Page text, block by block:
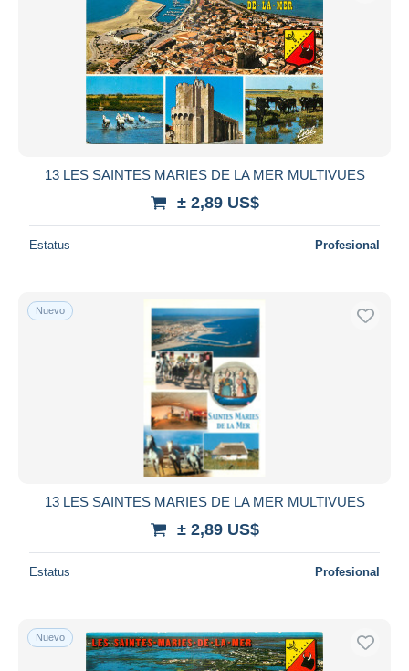
13 LES SAINTES MARIES DE LA MER MULTIVUES
± 2,89 US$
Estatus Profesional
Nuevo
13 LES SAINTES MARIES DE LA MER MULTIVUES
± 2,89 US$
Estatus Profesional
Nuevo